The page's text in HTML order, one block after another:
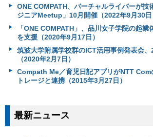
ONE COMPATH、バーチャルライバーが技
ジニアMeetup」10月開催（2022年9月30日
「ONE COMPATH」、品川女子学院の起業
を支援（2020年9月17日）
筑波大学附属学校群のICT活用事例発表会
（2020年2月7日）
Compath Me／育児日記アプリがNTT Com
トレージと連携（2015年3月27日）
最新ニュース